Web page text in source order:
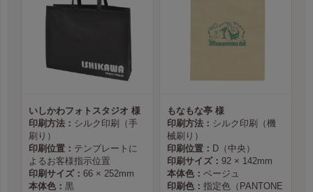
いしかわフォトスタジオ 様
印刷方法： シルク印刷（手
刷り）
印刷位置： テンプレートに
よるお客様指示位置
印刷サイズ： 66 × 252mm
本体色： 黒
もなもな亭 様
印刷方法： シルク印刷（機
械刷り）
印刷位置： D（中央）
印刷サイズ： 92 × 142mm
本体色： ベージュ
印刷色： 指定色（PANTONE